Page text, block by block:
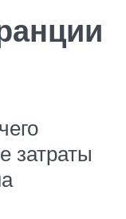
затраты